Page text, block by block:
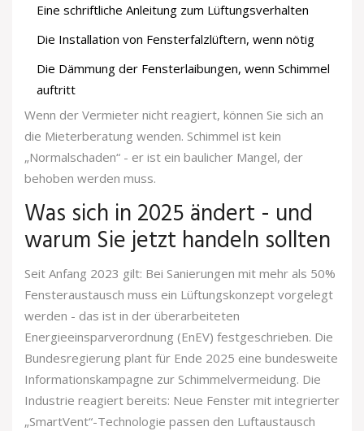
Eine schriftliche Anleitung zum Lüftungsverhalten
Die Installation von Fensterfalzlüftern, wenn nötig
Die Dämmung der Fensterlaibungen, wenn Schimmel
auftritt
Wenn der Vermieter nicht reagiert, können Sie sich an
die Mieterberatung wenden. Schimmel ist kein
„Normalschaden“ - er ist ein baulicher Mangel, der
behoben werden muss.
Was sich in 2025 ändert - und
warum Sie jetzt handeln sollten
Seit Anfang 2023 gilt: Bei Sanierungen mit mehr als 50%
Fensteraustausch muss ein Lüftungskonzept vorgelegt
werden - das ist in der überarbeiteten
Energieeinsparverordnung (EnEV) festgeschrieben. Die
Bundesregierung plant für Ende 2025 eine bundesweite
Informationskampagne zur Schimmelvermeidung. Die
Industrie reagiert bereits: Neue Fenster mit integrierter
„SmartVent“-Technologie passen den Luftaustausch